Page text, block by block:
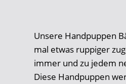
Unsere Handpuppen
mal etwas ruppiger
immer und zu jedem
Diese Handpuppen